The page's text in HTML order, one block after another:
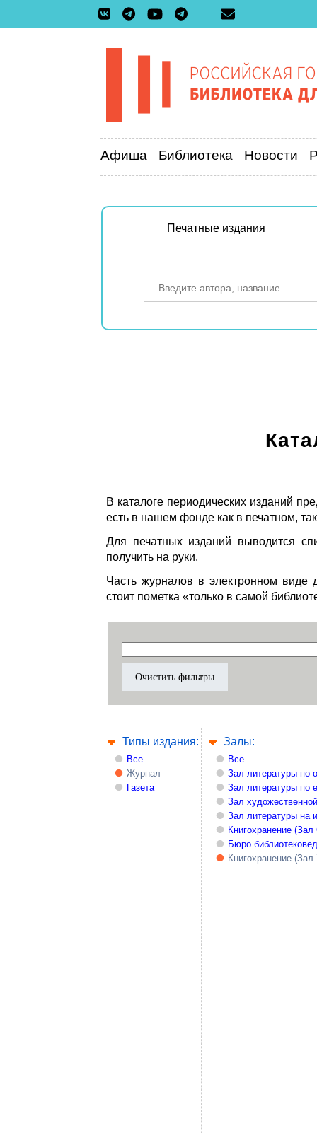
Афиша Библиотека Новости
Печатные издания
В каталоге периодических изданий
есть в нашем фонде как в печатном,
Для печатных изданий выводится
получить на руки.
Часть журналов в электронном виде
стоит пометка «только в самой
Типы издания:
Все
Журнал
Газета
Залы:
Все
Зал литературы по
Зал литературы по
Зал
Зал литературы на
Книгохранение
Бюро
Книгохранение